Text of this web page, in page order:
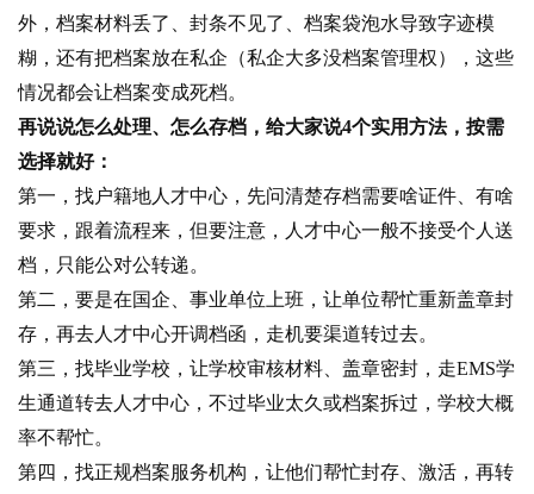
外，档案材料丢了、封条不见了、档案袋泡水导致字迹模
糊，还有把档案放在私企（私企大多没档案管理权），这些
情况都会让档案变成死档。
再说说怎么处理、怎么存档，给大家说4个实用方法，按需
选择就好：
第一，找户籍地人才中心，先问清楚存档需要啥证件、有啥
要求，跟着流程来，但要注意，人才中心一般不接受个人送
档，只能公对公转递。
第二，要是在国企、事业单位上班，让单位帮忙重新盖章封
存，再去人才中心开调档函，走机要渠道转过去。
第三，找毕业学校，让学校审核材料、盖章密封，走EMS学
生通道转去人才中心，不过毕业太久或档案拆过，学校大概
率不帮忙。
第四，找正规档案服务机构，让他们帮忙封存、激活，再转